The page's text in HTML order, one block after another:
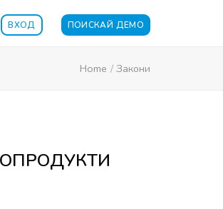
ВХОД ПОИСКАЙ ДЕМО
Home / Закони